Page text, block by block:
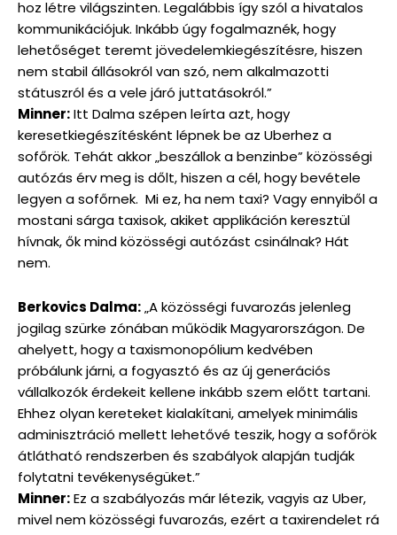
hoz létre világszinten. Legalábbis így szól a hivatalos
kommunikációjuk. Inkább úgy fogalmaznék, hogy
lehetőséget teremt jövedelemkiegészítésre, hiszen
nem stabil állásokról van szó, nem alkalmazotti
státuszról és a vele járó juttatásokról.”
Minner:Itt Dalma szépen leírta azt, hogy
keresetkiegészítésként lépnek be az Uberhez a
sofőrök. Tehát akkor „beszállok a benzinbe” közösségi
autózás érv meg is dőlt, hiszen a cél, hogy bevétele
legyen a sofőrnek. Mi ez, ha nem taxi? Vagy ennyiből a
mostani sárga taxisok, akiket applikáción keresztül
hívnak, ők mind közösségi autózást csinálnak? Hát
nem.
Berkovics Dalma:„A közösségi fuvarozás jelenleg
jogilag szürke zónában működik Magyarországon. De
ahelyett, hogy a taxismonopólium kedvében
próbálunk járni, a fogyasztó és az új generációs
vállalkozók érdekeit kellene inkább szem előtt tartani.
Ehhez olyan kereteket kialakítani, amelyek minimális
adminisztráció mellett lehetővé teszik, hogy a sofőrök
átlátható rendszerben és szabályok alapján tudják
folytatni tevékenységüket.”
Minner:Ez a szabályozás már létezik, vagyis az Uber,
mivel nem közösségi fuvarozás, ezért a taxirendelet rá